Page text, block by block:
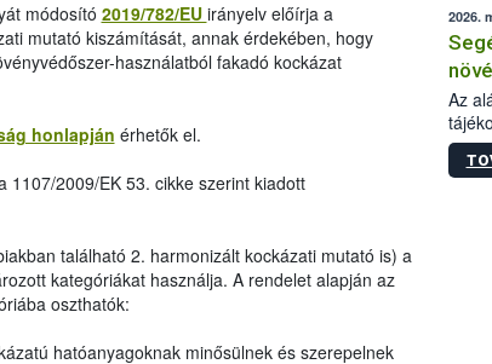
módosító 2019/782/EU irányelv előírja a
mutató kiszámítását, annak érdekében, hogy
használatból fakadó kockázat
honlapján érhetők el.
1107/2009/EK 53. cikke szerint kiadott
található 2. harmonizált kockázati mutató is) a
kategóriákat használja. A rendelet alapján az
oszthatók:
hatóanyagoknak minősülnek és szerepelnek
2026.
Az